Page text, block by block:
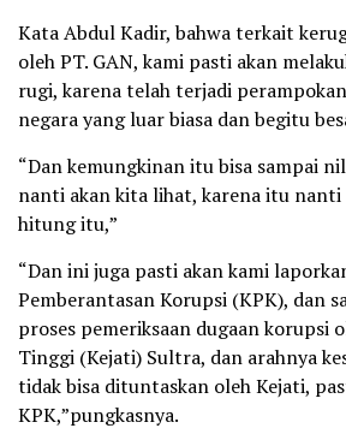
Kata Abdul Kadir, bahwa terkait
oleh PT. GAN, kami pasti akan
rugi, karena telah terjadi
negara yang luar biasa dan begitu
“Dan kemungkinan itu bisa sampai
nanti akan kita lihat, karena itu nanti
hitung itu,”
“Dan ini juga pasti akan kami
Pemberantasan Korupsi (KPK), dan
proses pemeriksaan dugaan korupsi
Tinggi (Kejati) Sultra, dan arahnya
tidak bisa dituntaskan oleh Kejati,
KPK,”pungkasnya.